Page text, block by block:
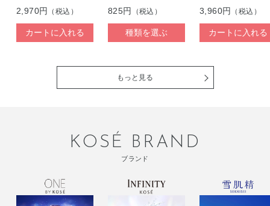
ウ （Fall 2026）
2,970円 （税込）
カートに入れる
スプレー ＜60g＞
825円 （税込）
種類を選ぶ
ント バスエッセ
3,960円 （税込）
カートに入れる
もっと見る
KOSÉ BRAND
ブランド